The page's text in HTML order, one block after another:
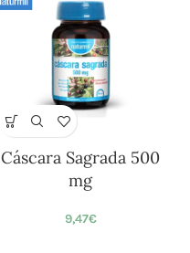
Cáscara Sagrada 500
mg
9,47€